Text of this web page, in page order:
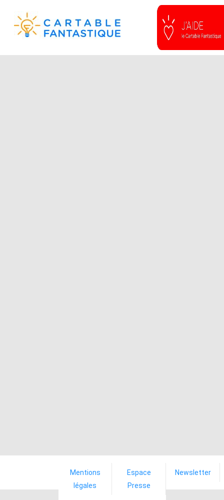
Mentions
légales
Espace
Presse
Newsletter